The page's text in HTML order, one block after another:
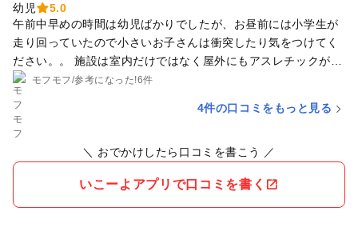
幼児
5.0
午前中早めの時間は幼児ばかりでしたが、お昼前には小学生が
走り回っていたので小さいお子さんは衝突したり気をつけてく
ださい。。 施設は室内だけではなく屋外にもアスレチックがあ
るのでエンドレスに周回してすごく楽しかったようです！ 無料
なのでお財布にも優しいですw
モフモフ/参考に なった!6件
4件の口コミをもっと見る
＼ おでかけしたら口コミを書こう ／
いこーよアプリで口コミを書く